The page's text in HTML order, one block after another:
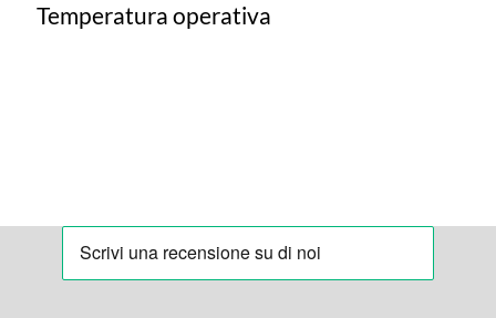
Temperatura operativa